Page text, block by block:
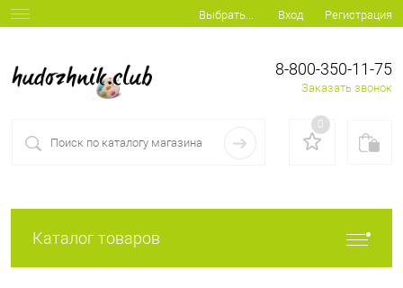
Выбрать... Вход Регистрация
8-800-350-11-75
Заказать звонок
0
Каталог товаров